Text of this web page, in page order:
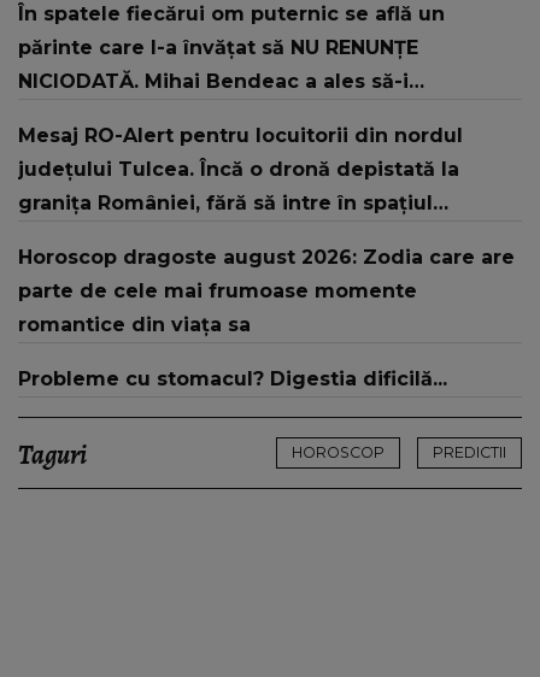
În spatele fiecărui om puternic se află un
părinte care l-a învățat să NU RENUNȚE
NICIODATĂ. Mihai Bendeac a ales să-i
emoționant: "Ai făcut pentru copiii tăi lucruri pe
care eu nu aș fi fost în stare să le fac..."
Mesaj RO-Alert pentru locuitorii din nordul
județului Tulcea. Încă o dronă depistată la
granița României, fără să intre în spațiul
Horoscop dragoste august 2026: Zodia care are
parte de cele mai frumoase momente
romantice din viața sa
Probleme cu stomacul? Digestia dificilă...
Taguri HOROSCOP PREDICTII